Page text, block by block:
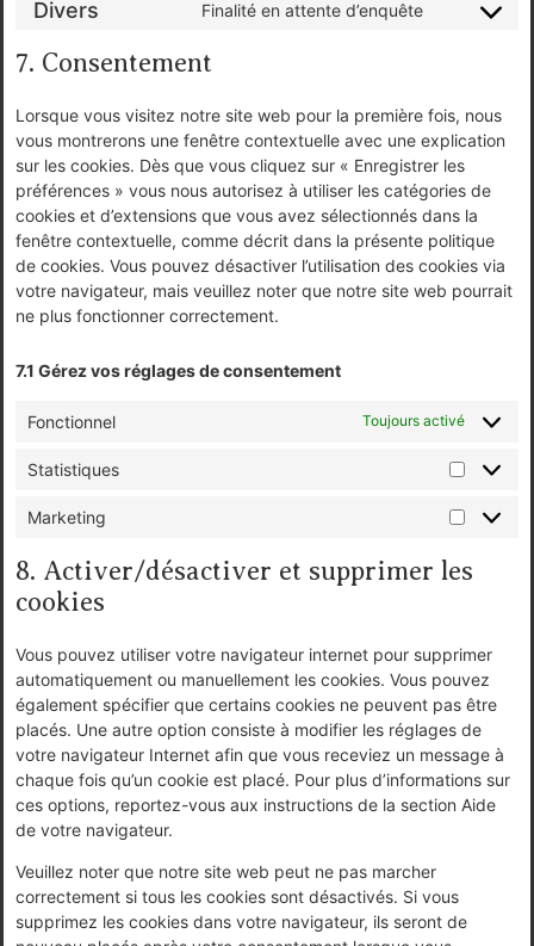
Divers Finalité en attente d’enquête
7. Consentement
Lorsque vous visitez notre site web pour la première fois, nous
vous montrerons une fenêtre contextuelle avec une explication
sur les cookies. Dès que vous cliquez sur « Enregistrer les
préférences » vous nous autorisez à utiliser les catégories de
cookies et d’extensions que vous avez sélectionnés dans la
fenêtre contextuelle, comme décrit dans la présente politique
de cookies. Vous pouvez désactiver l’utilisation des cookies via
votre navigateur, mais veuillez noter que notre site web pourrait
ne plus fonctionner correctement.
7.1 Gérez vos réglages de consentement
Fonctionnel Toujours activé
Statistiques
Marketing
8. Activer/désactiver et supprimer les
cookies
Vous pouvez utiliser votre navigateur internet pour supprimer
automatiquement ou manuellement les cookies. Vous pouvez
également spécifier que certains cookies ne peuvent pas être
placés. Une autre option consiste à modifier les réglages de
votre navigateur Internet afin que vous receviez un message à
chaque fois qu’un cookie est placé. Pour plus d’informations sur
ces options, reportez-vous aux instructions de la section Aide
de votre navigateur.
Veuillez noter que notre site web peut ne pas marcher
correctement si tous les cookies sont désactivés. Si vous
supprimez les cookies dans votre navigateur, ils seront de